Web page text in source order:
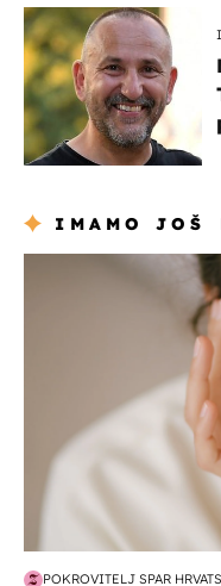
IMAMO JOŠ
moda & ljepota
POKROVITELJ SPAR